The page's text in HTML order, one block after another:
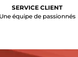
SERVICE CLIENT
Une équipe de passionnés